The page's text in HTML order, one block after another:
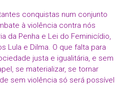
conquistas num conjunto
à violência contra nós
da Penha e Lei do Feminicídio,
Lula e Dilma. O que falta para
justa e igualitária, e sem
se materializar, se tornar
sem violência só será possível